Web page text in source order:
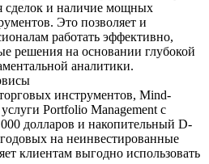
сделок и наличие мощных
Это позволяет и
работать эффективно,
решения на основании глубокой
аналитики.
инструментов, Mind-
Portfolio Management с
долларов и накопительный D-
на неинвестированные
клиентам выгодно использовать